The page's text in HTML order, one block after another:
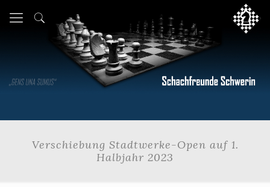
Verschiebung Stadtwerke-Open auf 1.
Halbjahr 2023